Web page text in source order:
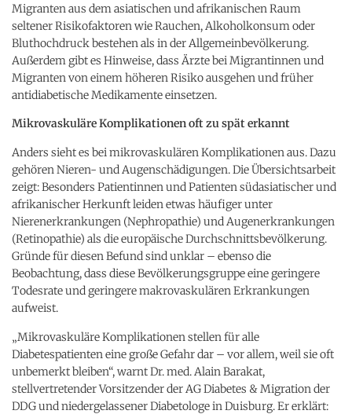
Migranten aus dem asiatischen und afrikanischen Raum
seltener Risikofaktoren wie Rauchen, Alkoholkonsum oder
Bluthochdruck bestehen als in der Allgemeinbevölkerung.
Außerdem gibt es Hinweise, dass Ärzte bei Migrantinnen und
Migranten von einem höheren Risiko ausgehen und früher
antidiabetische Medikamente einsetzen.
Mikrovaskuläre Komplikationen oft zu spät erkannt
Anders sieht es bei mikrovaskulären Komplikationen aus. Dazu
gehören Nieren- und Augenschädigungen. Die Übersichtsarbeit
zeigt: Besonders Patientinnen und Patienten südasiatischer und
afrikanischer Herkunft leiden etwas häufiger unter
Nierenerkrankungen (Nephropathie) und Augenerkrankungen
(Retinopathie) als die europäische Durchschnittsbevölkerung.
Gründe für diesen Befund sind unklar – ebenso die
Beobachtung, dass diese Bevölkerungsgruppe eine geringere
Todesrate und geringere makrovaskulären Erkrankungen
aufweist.
„Mikrovaskuläre Komplikationen stellen für alle
Diabetespatienten eine große Gefahr dar – vor allem, weil sie oft
unbemerkt bleiben“, warnt Dr. med. Alain Barakat,
stellvertretender Vorsitzender der AG Diabetes & Migration der
DDG und niedergelassener Diabetologe in Duisburg. Er erklärt: